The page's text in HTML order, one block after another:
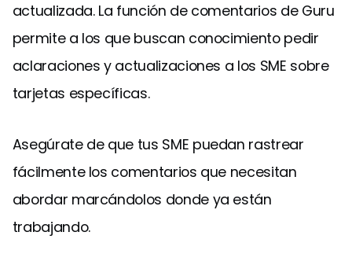
actualizada. La función de comentarios de Guru
permite a los que buscan conocimiento pedir
aclaraciones y actualizaciones a los SME sobre
tarjetas específicas.
Asegúrate de que tus SME puedan rastrear
fácilmente los comentarios que necesitan
abordar marcándolos donde ya están
trabajando.